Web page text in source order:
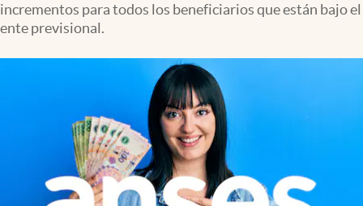
Infotechnology
Eventos Corporativos
El Cronista Studio
incrementos para todos los beneficiarios que están bajo el
ente previsional.